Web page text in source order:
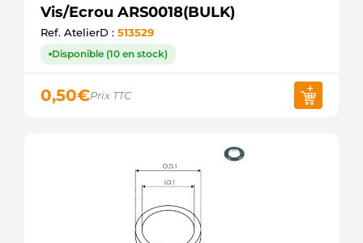
Vis/Ecrou ARS0018(BULK)
Ref. AtelierD : 513529
Disponible (10 en stock)
0,50€Prix TTC